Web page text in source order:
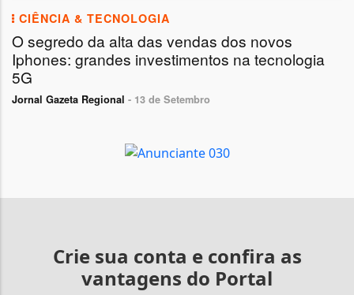
CIÊNCIA & TECNOLOGIA
O segredo da alta das vendas dos novos
Iphones: grandes investimentos na tecnologia
5G
Jornal Gazeta Regional - 13 de Setembro
Crie sua conta e confira as
vantagens do Portal